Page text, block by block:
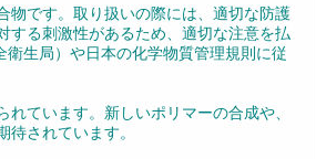
物です。取り扱いの際には、適切な防護
する刺激性があるため、適切な注意を払
生局）や日本の化学物質管理規則に従
ています。新しいポリマーの合成や、
されています。